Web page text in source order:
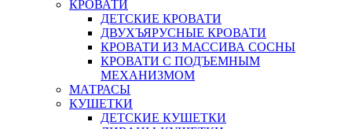
КРОВАТИ
ДЕТСКИЕ КРОВАТИ
ДВУХЪЯРУСНЫЕ КРОВАТИ
КРОВАТИ ИЗ МАССИВА СОСНЫ
КРОВАТИ С ПОДЪЕМНЫМ
МЕХАНИЗМОМ
МАТРАСЫ
КУШЕТКИ
ДЕТСКИЕ КУШЕТКИ